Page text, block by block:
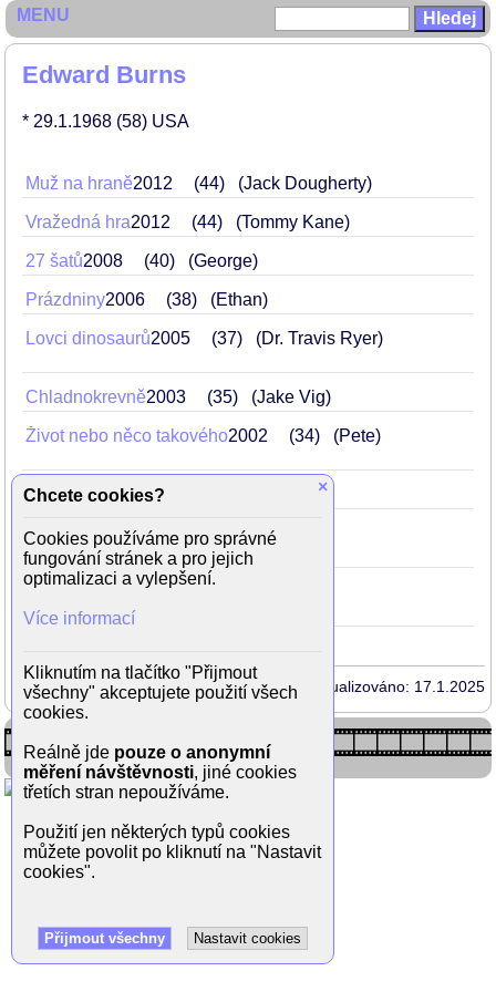
Edward Burns
* 29.1.1968 (58) USA
Muž na hraně2012 44 (Jack Dougherty)
Vražedná hra2012 44 (Tommy Kane)
27 šatů2008 40 (George)
Prázdniny2006 38 (Ethan)
Lovci dinosaurů2005 37 (Dr. Travis Ryer)
Chladnokrevně2003 35 (Jake Vig)
Život nebo něco takového2002 34 (Pete)
15 minut2001 33 (Jordy Warsaw)
Zachraňte vojína Ryana 1998
(Reiben)
Ona, jedině ona 1996
(Mickey Fitzpatrick)
Aktualizováno: 17.1.2025
MENU
×
Chcete cookies?
Cookies používáme pro správné
fungování stránek a pro jejich
optimalizaci a vylepšení.
Více informací
Kliknutím na tlačítko "Přijmout
všechny" akceptujete použití všech
cookies.
Reálně jde pouze o anonymní
měření návštěvnosti, jiné cookies
třetích stran nepoužíváme.
Použití jen některých typů cookies
můžete povolit po kliknutí na "Nastavit
cookies".
Přijmout všechny Nastavit cookies